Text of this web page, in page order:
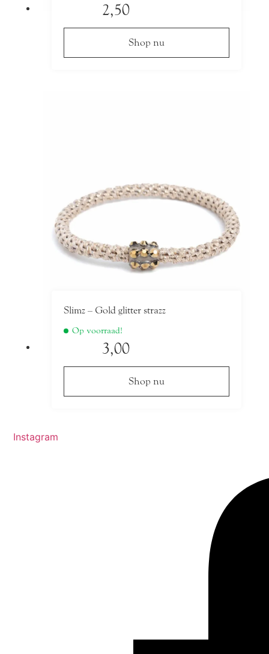
2,50
Shop nu
Slimz – Gold glitter strazz
Op voorraad!
3,00
Shop nu
Instagram